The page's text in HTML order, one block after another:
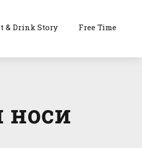
& Drink Story Free Time
носи